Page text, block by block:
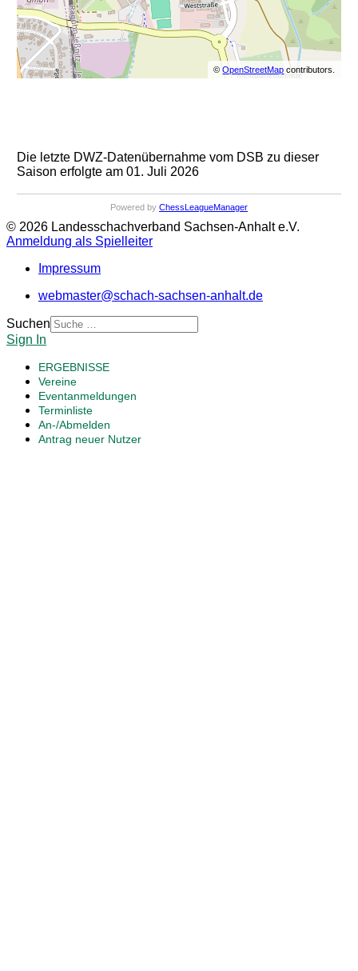
©OpenStreetMap contributors.
Die letzte DWZ-Datenübernahme vom DSB zu dieser
Saison erfolgte am 01. Juli 2026
Powered by ChessLeagueManager
© 2026 Landesschachverband Sachsen-Anhalt e.V.
Anmeldung als Spielleiter
Impressum
webmaster@schach-sachsen-anhalt.de
Suchen
Sign In
ERGEBNISSE
Vereine
Eventanmeldungen
Terminliste
An-/Abmelden
Antrag neuer Nutzer